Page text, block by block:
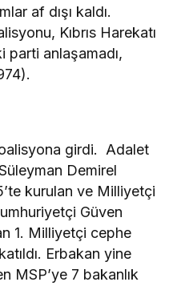
af dışı kaldı.
Kıbrıs Harekatı
parti anlaşamadı,
girdi. Adalet
Demirel
kurulan ve Milliyetçi
Güven
1. Milliyetçi cephe
Erbakan yine
MSP’ye 7 bakanlık